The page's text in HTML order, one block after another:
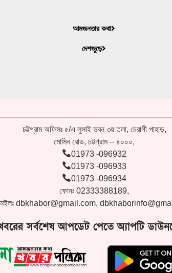
আমজনতার কথা
দেশজুড়ে
চট্টগ্রাম অফিসঃ ৫/এ লুসাই ভবন ৩য় তলা, চেরাগী পাহাড়,
মোমিন রোড, চট্টগ্রাম – ৪০০০,
01973 -096932
01973 -096933
01973 -096934
ফোনঃ 02333388189,
dbkhabor@gmail.com,
সর্বশেষ আপডেট পেতে অ্যাপটি